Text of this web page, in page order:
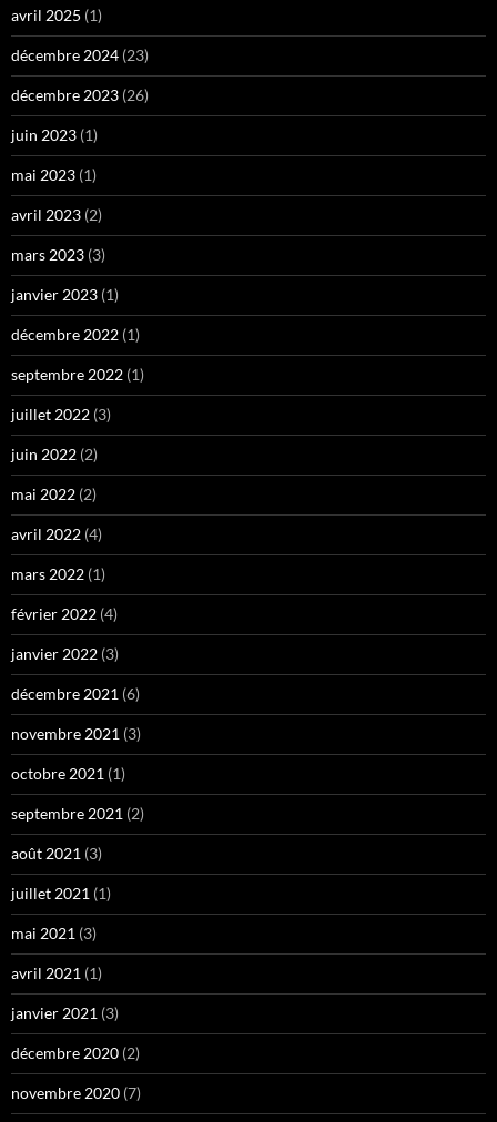
avril 2025 (1)
décembre 2024 (23)
décembre 2023 (26)
juin 2023 (1)
mai 2023 (1)
avril 2023 (2)
mars 2023 (3)
janvier 2023 (1)
décembre 2022 (1)
septembre 2022 (1)
juillet 2022 (3)
juin 2022 (2)
mai 2022 (2)
avril 2022 (4)
mars 2022 (1)
février 2022 (4)
janvier 2022 (3)
décembre 2021 (6)
novembre 2021 (3)
octobre 2021 (1)
septembre 2021 (2)
août 2021 (3)
juillet 2021 (1)
mai 2021 (3)
avril 2021 (1)
janvier 2021 (3)
décembre 2020 (2)
novembre 2020 (7)